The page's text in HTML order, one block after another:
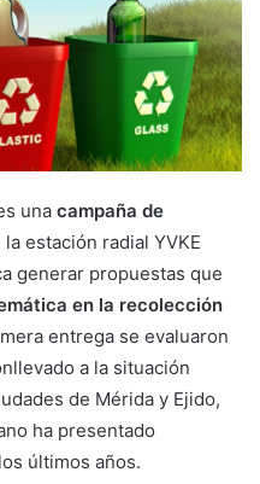
una campaña de
estación radial YVKE
generar propuestas que
en la recolección
entrega se evaluaron
a la situación
de Mérida y Ejido,
ha presentado
últimos años.